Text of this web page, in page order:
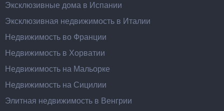
Эксклюзивные дома в Испании
Эксклюзивная недвижимость в Италии
Недвижимость во Франции
Недвижимость в Хорватии
Недвижимость на Мальорке
Недвижимость на Сицилии
Элитная недвижимость в Венгрии